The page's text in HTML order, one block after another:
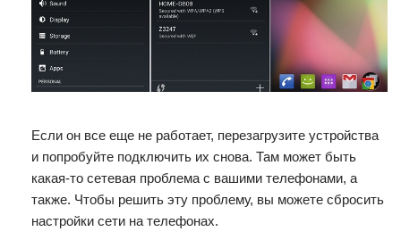
Если он все еще не работает, перезагрузите устройства
и попробуйте подключить их снова. Там может быть
какая-то сетевая проблема с вашими телефонами, а
также. Чтобы решить эту проблему, вы можете сбросить
настройки сети на телефонах.